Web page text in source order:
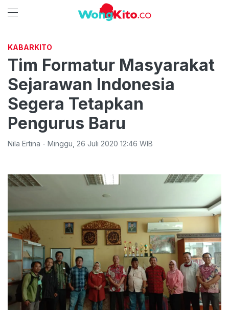
KABARKITO
Tim Formatur Masyarakat
Sejarawan Indonesia
Segera Tetapkan
Pengurus Baru
Nila Ertina - Minggu 26 Juli 2020 12:46 WIB